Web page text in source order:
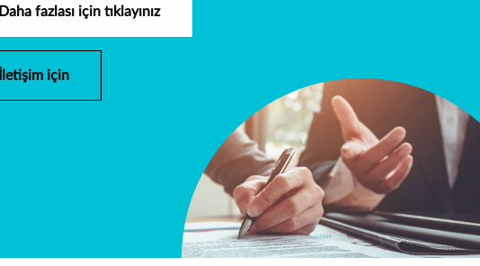
Daha fazlası için tıklayınız
İletişim için